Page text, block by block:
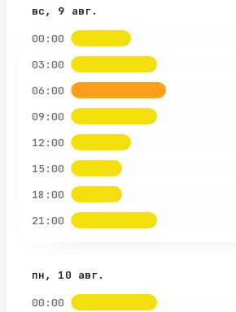
вс, 9 авг.
00:00
03:00
06:00
09:00
12:00
15:00
18:00
21:00
пн, 10 авг.
00:00